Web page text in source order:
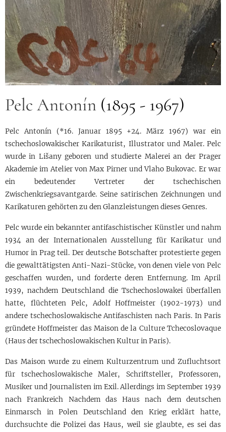
Pelc Antonín (1895 - 1967)
Pelc Antonín (*16. Januar 1895 +24. März 1967) war ein
tschechoslowakischer Karikaturist, Illustrator und Maler. Pelc
wurde in Lišany geboren und studierte Malerei an der Prager
Akademie im Atelier von Max Pirner und Vlaho Bukovac. Er war
ein bedeutender Vertreter der tschechischen
Zwischenkriegsavantgarde. Seine satirischen Zeichnungen und
Karikaturen gehörten zu den Glanzleistungen dieses Genres.
Pelc wurde ein bekannter antifaschistischer Künstler und nahm
1934 an der Internationalen Ausstellung für Karikatur und
Humor in Prag teil. Der deutsche Botschafter protestierte gegen
die gewalttätigsten Anti-Nazi-Stücke, von denen viele von Pelc
geschaffen wurden, und forderte deren Entfernung. Im April
1939, nachdem Deutschland die Tschechoslowakei überfallen
hatte, flüchteten Pelc, Adolf Hoffmeister (1902-1973) und
andere tschechoslowakische Antifaschisten nach Paris. In Paris
gründete Hoffmeister das Maison de la Culture Tchecoslovaque
(Haus der tschechoslowakischen Kultur in Paris).
Das Maison wurde zu einem Kulturzentrum und Zufluchtsort
für tschechoslowakische Maler, Schriftsteller, Professoren,
Musiker und Journalisten im Exil. Allerdings im September 1939
nach Frankreich Nachdem das Haus nach dem deutschen
Einmarsch in Polen Deutschland den Krieg erklärt hatte,
durchsuchte die Polizei das Haus, weil sie glaubte, es sei das